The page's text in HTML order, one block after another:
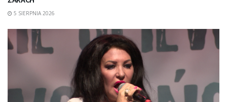
5 SIERPNIA 2026